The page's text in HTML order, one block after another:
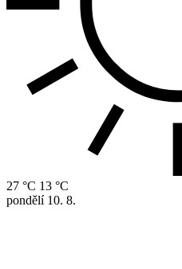
27 °C 13 °C
pondělí 10. 8.